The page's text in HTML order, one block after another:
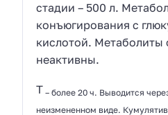
стадии – 500 л.
конъюгирования с
кислотой. Метаболиты
неактивны.
T – более 20 ч. Выводится
неизмененном виде.